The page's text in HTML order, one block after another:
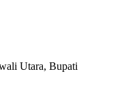
Utara, Bupati